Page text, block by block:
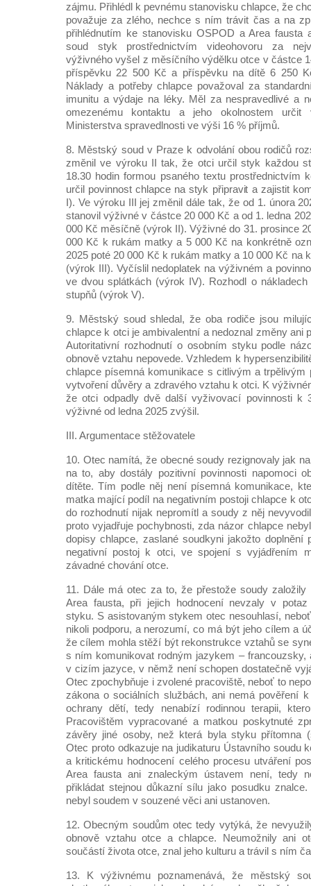
zájmu. Přihlédl k pevnému stanovisku chlapce, že
považuje za zlého, nechce s ním trávit čas a na
přihlédnutím ke stanovisku OSPOD a Area fausta
soud styk prostřednictvím videohovoru za
výživného vyšel z měsíčního výdělku otce v částce
příspěvku 22 500 Kč a příspěvku na dítě 6 250
Náklady a potřeby chlapce považoval za
imunitu a výdaje na léky. Měl za nespravedlivé a
omezenému kontaktu a jeho okolnostem určit
Ministerstva spravedlnosti ve výši 16 % příjmů.
8. Městský soud v Praze k odvolání obou rodičů
změnil ve výroku II tak, že otci určil styk každou
18.30 hodin formou psaného textu prostřednictvím
určil povinnost chlapce na styk připravit a zajistit
I). Ve výroku III jej změnil dále tak, že od 1. února
stanovil výživné v částce 20 000 Kč a od 1. ledna
000 Kč měsíčně (výrok II). Výživné do 31. prosince
000 Kč k rukám matky a 5 000 Kč na konkrétně
2025 poté 20 000 Kč k rukám matky a 10 000 Kč na
(výrok III). Vyčíslil nedoplatek na výživném a
ve dvou splátkách (výrok IV). Rozhodl o
stupňů (výrok V).
9. Městský soud shledal, že oba rodiče jsou
chlapce k otci je ambivalentní a nedoznal změny ani
Autoritativní rozhodnutí o osobním styku podle
obnově vztahu nepovede. Vzhledem k
chlapce písemná komunikace s citlivým a trpělivým
vytvoření důvěry a zdravého vztahu k otci. K
že otci odpadly dvě další vyživovací povinnosti k
výživné od ledna 2025 zvýšil.
III. Argumentace stěžovatele
10. Otec namítá, že obecné soudy rezignovaly jak
na to, aby dostály pozitivní povinnosti napomoci
dítěte. Tím podle něj není písemná komunikace,
matka mající podíl na negativním postoji chlapce k
do rozhodnutí nijak nepromítl a soudy z něj
proto vyjadřuje pochybnosti, zda názor chlapce
dopisy chlapce, zaslané soudkyni jakožto doplnění
negativní postoj k otci, ve spojení s vyjádřením
závadné chování otce.
11. Dále má otec za to, že přestože soudy založily
Area fausta, při jejich hodnocení nevzaly v potaz
styku. S asistovaným stykem otec nesouhlasí,
nikoli podporu, a nerozumí, co má být jeho cílem a
že cílem mohla stěží být rekonstrukce vztahů se
s ním komunikovat rodným jazykem – francouzsky,
v cizím jazyce, v němž není schopen dostatečně
Otec zpochybňuje i zvolené pracoviště, neboť to
zákona o sociálních službách, ani nemá pověření
ochrany dětí, tedy nenabízí rodinnou terapii,
Pracovištěm vypracované a matkou poskytnuté
závěry jiné osoby, než která byla styku přítomna
Otec proto odkazuje na judikaturu Ústavního soudu
a kritickému hodnocení celého procesu utváření
Area fausta ani znaleckým ústavem není, tedy
přikládat stejnou důkazní sílu jako posudku
nebyl soudem v souzené věci ani ustanoven.
12. Obecným soudům otec tedy vytýká, že
obnově vztahu otce a chlapce. Neumožnily ani
součástí života otce, znal jeho kulturu a trávil s ním
13. K výživnému poznamenává, že městský